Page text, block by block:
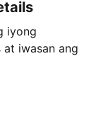
iyong
iwasan ang